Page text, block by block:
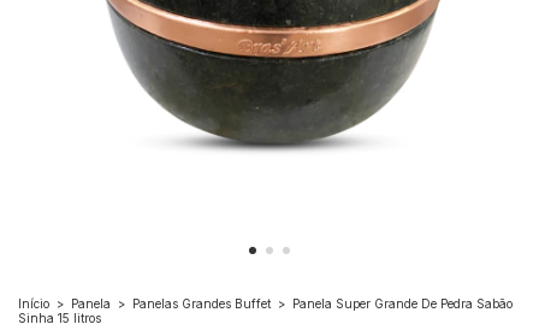
Início > Panela > Panelas Grandes Buffet > Panela Super Grande De Pedra Sabão
Sinha 15 litros